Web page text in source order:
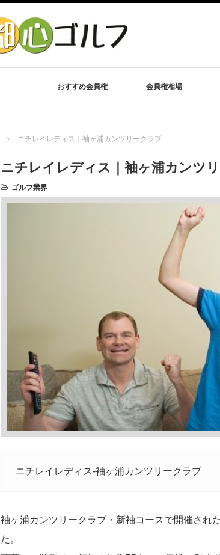
おすすめ会員権 会員権相場
ニチレイレディス｜袖ヶ浦カンツリークラブ
ニチレイレディス｜袖ヶ浦カンツ
ゴルフ業界
ニチレイレディス-袖ヶ浦カンツリークラブ
袖ヶ浦カンツリークラブ・新袖コースで開催され
た。